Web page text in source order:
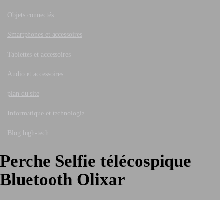
Objets connectés
Smartphones et accessoires
Tablettes et accessoires
Audio et accessoires
plan du site
Informatique et technologie
Blog high-tech
Perche Selfie télécospique
Bluetooth Olixar